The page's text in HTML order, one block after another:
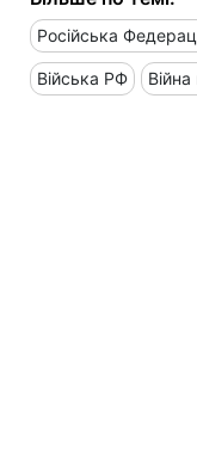
Російська
Війська РФ Війна